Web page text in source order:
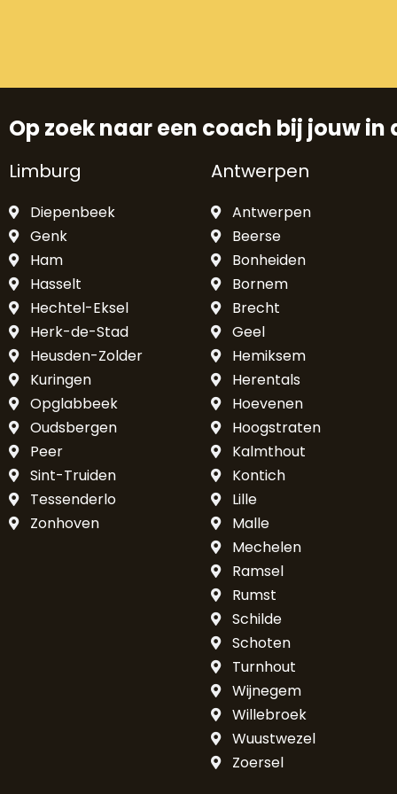
Op zoek naar een coach bij jouw in
Limburg
Diepenbeek
Genk
Ham
Hasselt
Hechtel-Eksel
Herk-de-Stad
Heusden-Zolder
Kuringen
Opglabbeek
Oudsbergen
Peer
Sint-Truiden
Tessenderlo
Zonhoven
Antwerpen
Antwerpen
Beerse
Bonheiden
Bornem
Brecht
Geel
Hemiksem
Herentals
Hoevenen
Hoogstraten
Kalmthout
Kontich
Lille
Malle
Mechelen
Ramsel
Rumst
Schilde
Schoten
Turnhout
Wijnegem
Willebroek
Wuustwezel
Zoersel